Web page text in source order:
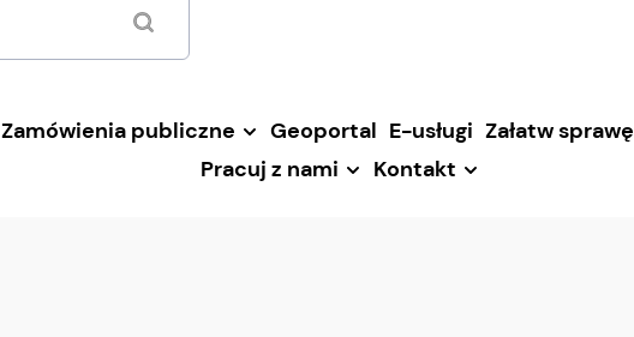
Zamówienia publiczne Geoportal E-usługi Załatw sprawę
Pracuj z nami
Kontakt